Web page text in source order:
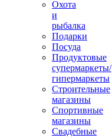
Охота
и
рыбалка
Подарки
Посуда
Продуктовые
супермаркеты/
гипермаркеты
Строительные
магазины
Спортивные
магазины
Свадебные